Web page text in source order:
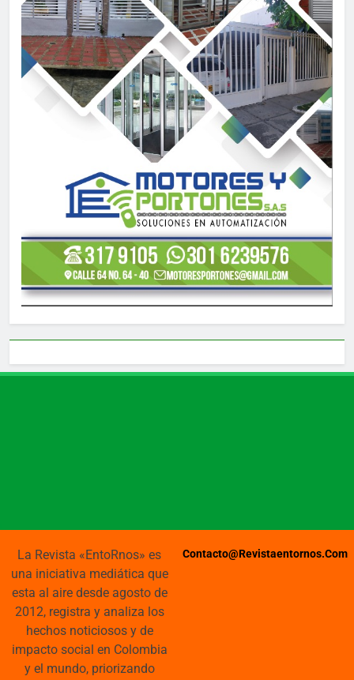
La Revista «EntoRnos» es
una iniciativa mediática que
esta al aire desde agosto de
2012, registra y analiza los
hechos noticiosos y de
impacto social en Colombia
y el mundo, priorizando
Contacto@revistaentornos.com